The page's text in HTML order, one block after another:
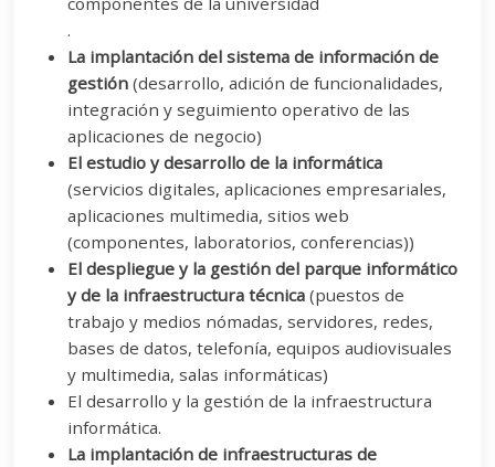
.
La implantación del sistema de información de
gestión (desarrollo, adición de funcionalidades,
integración y seguimiento operativo de las
aplicaciones de negocio)
El estudio y desarrollo de la informática
(servicios digitales, aplicaciones empresariales,
aplicaciones multimedia, sitios web
(componentes, laboratorios, conferencias))
El despliegue y la gestión del parque informático
y de la infraestructura técnica (puestos de
trabajo y medios nómadas, servidores, redes,
bases de datos, telefonía, equipos audiovisuales
y multimedia, salas informáticas)
El desarrollo y la gestión de la infraestructura
informática.
La implantación de infraestructuras de